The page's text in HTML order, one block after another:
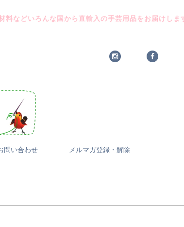
などいろんな国から直輸入の手芸用品をお届けしま
問い合わせ メルマガ登録・解除